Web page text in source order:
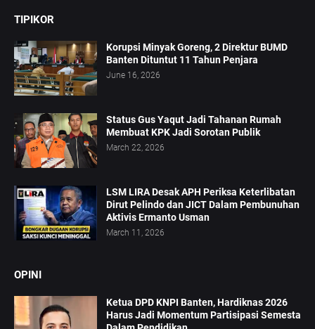
TIPIKOR
Korupsi Minyak Goreng, 2 Direktur BUMD
Banten Dituntut 11 Tahun Penjara
June 16, 2026
Status Gus Yaqut Jadi Tahanan Rumah
Membuat KPK Jadi Sorotan Publik
March 22, 2026
LSM LIRA Desak APH Periksa Keterlibatan
Dirut Pelindo dan JICT Dalam Pembunuhan
Aktivis Ermanto Usman
March 11, 2026
OPINI
Ketua DPD KNPI Banten, Hardiknas 2026
Harus Jadi Momentum Partisipasi Semesta